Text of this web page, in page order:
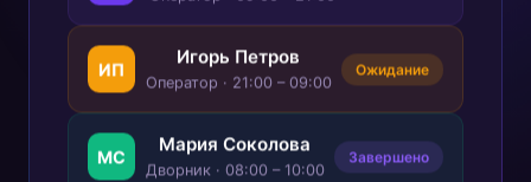
ИП
Игорь Петров
Оператор · 21:00 – 09:00
Ожидание
МС
Мария Соколова
Дворник · 08:00 – 10:00
Завершено